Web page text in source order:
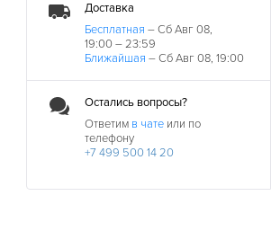
Доставка
Бесплатная – Сб Авг 08,
19:00 – 23:59
Ближайшая – Сб Авг 08, 19:00
Остались вопросы?
Ответим в чате или по
телефону
+7 499 500 14 20